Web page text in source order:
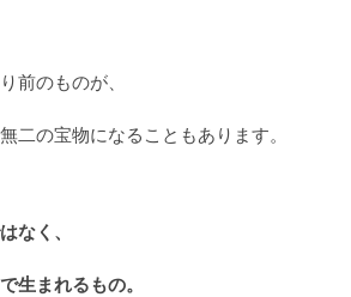
前のものが、
二の宝物になることもあります。
なく、
生まれるもの。